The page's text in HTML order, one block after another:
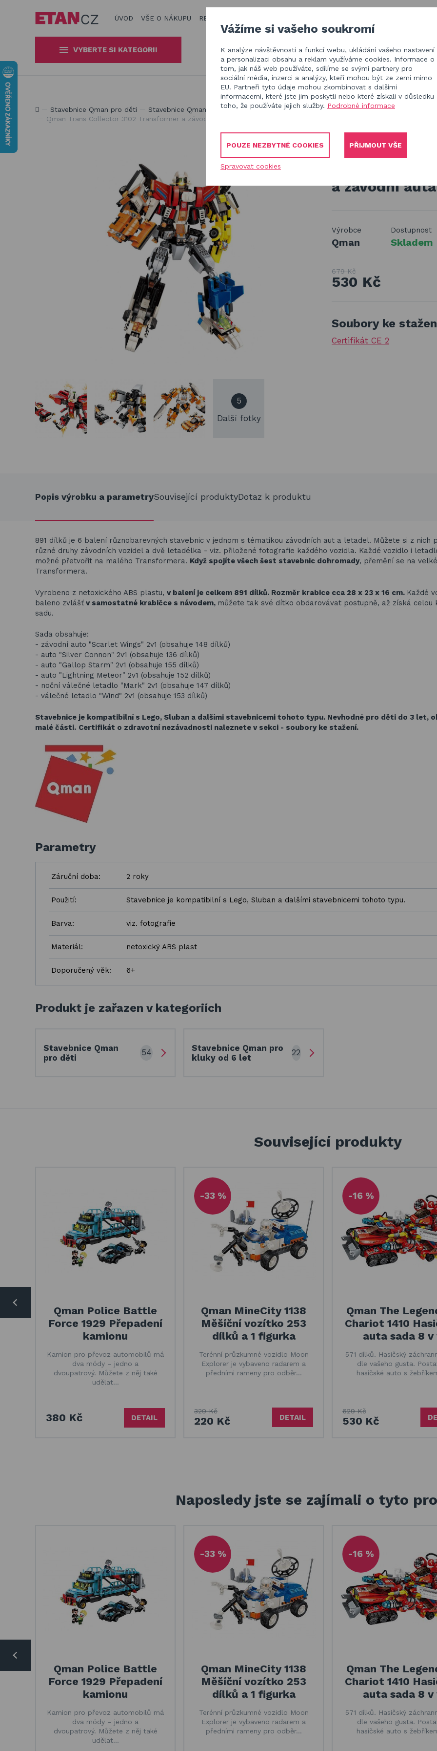
ÚVOD VŠE O NÁKUPU REALIZACE V ČR
VYBERTE SI KATEGORII
na zahradní nábytek
Houpačky a závěsné systémy
Venkovní hry a hračky pro děti
Basketbalové koše
Gumové podlahy (dlaždice)
Jsme experti na zastínění a venkovní zábavu
Stavebnice Qman pro děti
Stavebnice Qman pro kluky od 6 let
Qman Trans Collector 3102 Transformer a závodní auta sada 6 v 1
5
Další fotky
Qman Trans
a závodní
Výrobce
Qman
Dostupnost
Skladem
679 Kč
530 Kč
Soubory ke
Certifikát CE 2
Popis výrobku a parametrySouvisející produktyDotaz k produktu
891 dílků je 6 balení různobarevných stavebnic v jednom s tématikou závodních aut a letadel. Můžete si z nich
různé druhy závodních vozidel a dvě letadélka - viz. přiložené fotografie každého vozidla. Každé vozidlo i
možné přetvořit na malého Transformera. Když spojíte všech šest stavebnic dohromady, přemění se na
Transformera.
Vyrobeno z netoxického ABS plastu, v balení je celkem 891 dílků. Rozměr krabice cca 28 x 23 x 16 cm. Každé
baleno zvlášť v samostatné krabičce s návodem, můžete tak své dítko obdarovávat postupně, až získá celou
sadu.
Sada obsahuje:
- závodní auto "Scarlet Wings" 2v1 (obsahuje 148 dílků)
- auto "Silver Connon" 2v1 (obsahuje 136 dílků)
- auto "Gallop Starm" 2v1 (obsahuje 155 dílků)
- auto "Lightning Meteor" 2v1 (obsahuje 152 dílků)
- noční válečné letadlo "Mark" 2v1 (obsahuje 147 dílků)
- válečné letadlo "Wind" 2v1 (obsahuje 153 dílků)
Stavebnice je kompatibilní s Lego, Sluban a dalšími stavebnicemi tohoto typu. Nevhodné pro děti do 3 let,
malé části. Certifikát o zdravotní nezávadnosti naleznete v sekci - soubory ke stažení.
Parametry
Záruční doba: 2 roky
Použití: Stavebnice je kompatibilní s Lego, Sluban a dalšími stavebnicemi tohoto typu.
Barva: viz. fotografie
Materiál: netoxický ABS plast
Doporučený věk: 6+
Produkt je zařazen v kategoriích
Stavebnice Qman
pro děti
54
Stavebnice Qman pro
kluky od 6 let
22
Související produkty
Qman Police Battle
Force 1929 Přepadení
kamionu
Kamion pro převoz automobilů má
dva módy – jedno a
dvoupatrový. Můžete z něj také
udělat…
380 Kč DETAIL
-33 %
Qman MineCity 1138
Měšíční vozítko 253
dílků a 1 figurka
Terénní průzkumné vozidlo Moon
Explorer je vybaveno radarem a
předními rameny pro odběr…
329 Kč
220 Kč DETAIL
-16 %
Qman The
Chariot 1410
auta sada 8 v
571 dílků. Hasičský
dle vašeho gusta.
hasičské auto s
629 Kč
530 Kč
Naposledy jste se zajímali o tyto
Qman Police Battle
Force 1929 Přepadení
kamionu
Kamion pro převoz automobilů má
dva módy – jedno a
dvoupatrový. Můžete z něj také
udělat…
-33 %
Qman MineCity 1138
Měšíční vozítko 253
dílků a 1 figurka
Terénní průzkumné vozidlo Moon
Explorer je vybaveno radarem a
předními rameny pro odběr…
-16 %
Qman The
Chariot 1410
auta sada 8 v
571 dílků. Hasičský
dle vašeho gusta.
hasičské auto s
Vážíme si vašeho soukromí
K analýze návštěvnosti a funkcí webu, ukládání vašeho nastavení
a personalizaci obsahu a reklam využíváme cookies. Informace o
tom, jak náš web používáte, sdílíme se svými partnery pro
sociální média, inzerci a analýzy, kteří mohou být ze zemí mimo
EU. Partneři tyto údaje mohou zkombinovat s dalšími
informacemi, které jste jim poskytli nebo které získali v důsledku
toho, že používáte jejich služby. Podrobné informace
POUZE NEZBYTNÉ COOKIES PŘIJMOUT VŠE
Spravovat cookies